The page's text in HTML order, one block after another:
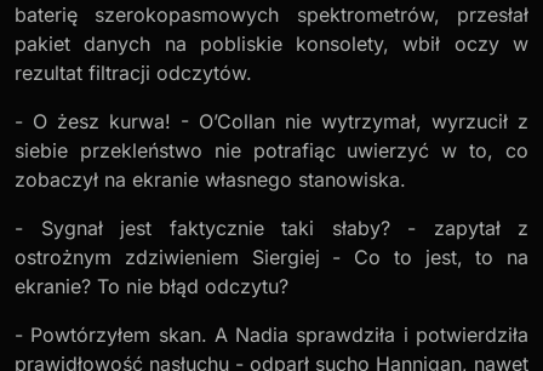
baterię szerokopasmowych spektrometrów, przesłał
pakiet danych na pobliskie konsolety, wbił oczy w
rezultat filtracji odczytów.
- O żesz kurwa! - O’Collan nie wytrzymał, wyrzucił z
siebie przekleństwo nie potrafiąc uwierzyć w to, co
zobaczył na ekranie własnego stanowiska.
- Sygnał jest faktycznie taki słaby? - zapytał z
ostrożnym zdziwieniem Siergiej - Co to jest, to na
ekranie? To nie błąd odczytu?
- Powtórzyłem skan. A Nadia sprawdziła i potwierdziła
prawidłowość nasłuchu - odparł sucho Hannigan, nawet